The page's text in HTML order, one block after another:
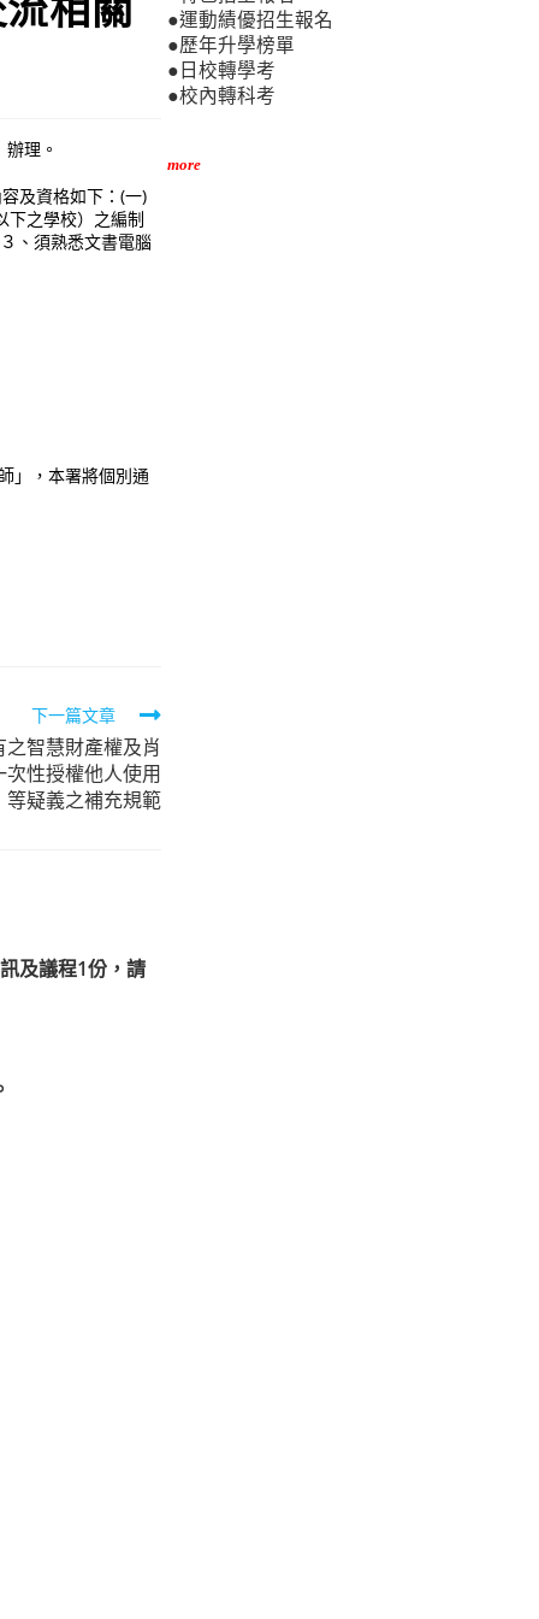
理。
及資格如下：(一)
下之學校）之編制
、須熟悉文書電腦
」，本署將個別通
下一篇文章
智慧財產權及肖
性授權他人使用
疑義之補充規範
及議程1份，請
●運動績優招生報名
●歷年升學榜單
●日校轉學考
●校內轉科考
more